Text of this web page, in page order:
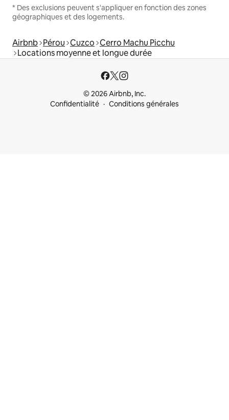
* Des exclusions peuvent s'appliquer en fonction des zones
géographiques et des logements.
Airbnb Pérou Cuzco Cerro Machu Picchu
Locations moyenne et longue durée
© 2026 Airbnb, Inc.
Confidentialité
Conditions générales